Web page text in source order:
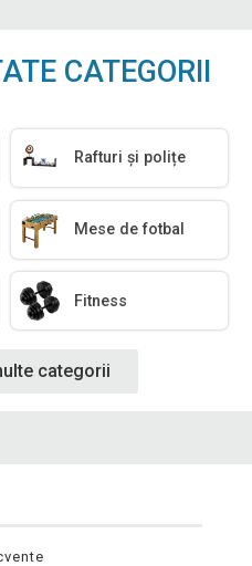
CATEGORII
Rafturi și polițe
Mese de fotbal
Fitness
categorii